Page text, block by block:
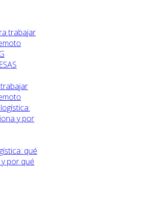
qué
por qué